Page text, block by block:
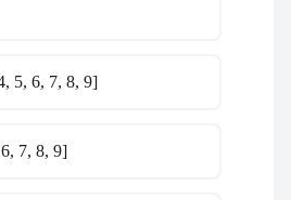
5, 6, 7, 8, 9]
7, 8, 9]